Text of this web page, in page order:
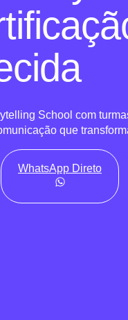
School com
que
WhatsApp Direto